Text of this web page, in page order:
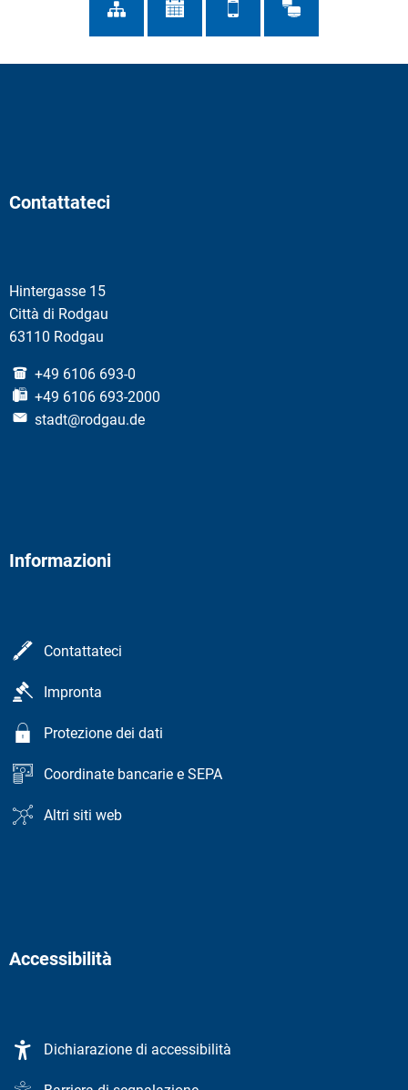
Contattateci
Hintergasse 15
Città di Rodgau
63110 Rodgau
+49 6106 693-0
+49 6106 693-2000
stadt@rodgau.de
Informazioni
Contattateci
Impronta
Protezione dei dati
Coordinate bancarie e SEPA
Altri siti web
Accessibilità
Dichiarazione di accessibilità